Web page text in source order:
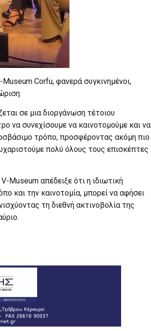
Corfu, φανερά συγκινημένοι,
σε μια διοργάνωση τέτοιου
να συνεχίσουμε να καινοτομούμε και να
τρόπο, προσφέροντας ακόμη πιο
πολύ όλους τους επισκέπτες
Museum απέδειξε ότι η ιδιωτική
και την καινοτομία, μπορεί να αφήσει
τη διεθνή ακτινοβολία της